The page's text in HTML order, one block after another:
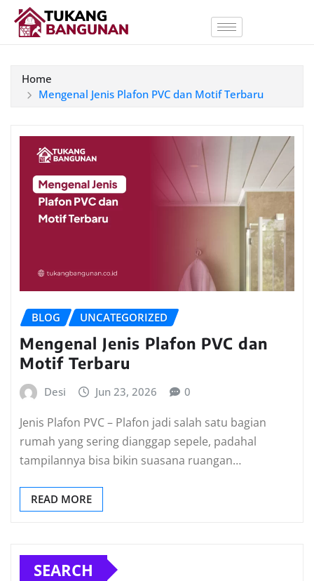
Home
Mengenal Jenis Plafon PVC dan Motif Terbaru
BLOG UNCATEGORIZED
Mengenal Jenis Plafon PVC dan
Motif Terbaru
Desi Jun 23, 2026 0
Jenis Plafon PVC – Plafon jadi salah satu bagian
rumah yang sering dianggap sepele, padahal
tampilannya bisa bikin suasana ruangan…
READ MORE
SEARCH